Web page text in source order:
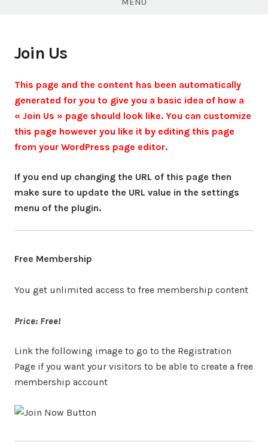
Join Us
This page and the content has been automatically
generated for you to give you a basic idea of how a
« Join Us » page should look like. You can customize
this page however you like it by editing this page
from your WordPress page editor.
If you end up changing the URL of this page then
make sure to update the URL value in the settings
menu of the plugin.
Free Membership
You get unlimited access to free membership content
Price: Free!
Link the following image to go to the Registration
Page if you want your visitors to be able to create a free
membership account